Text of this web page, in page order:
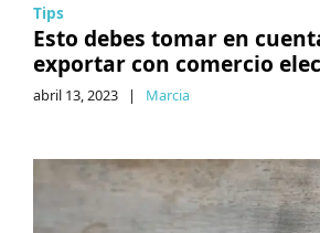
Tips
Esto debes tomar en
exportar con comercio
abril 13, 2023 | Marcia